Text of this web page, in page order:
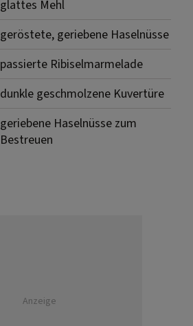
glattes Mehl
geröstete, geriebene Haselnüsse
passierte Ribiselmarmelade
dunkle geschmolzene Kuvertüre
geriebene Haselnüsse zum
Bestreuen
Anzeige